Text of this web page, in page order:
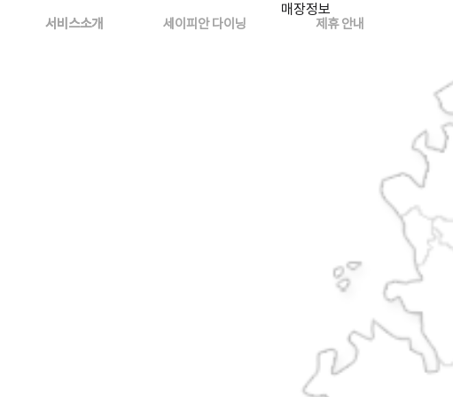
서비스소개 세이피안 다이닝 제휴 안내
매장정보